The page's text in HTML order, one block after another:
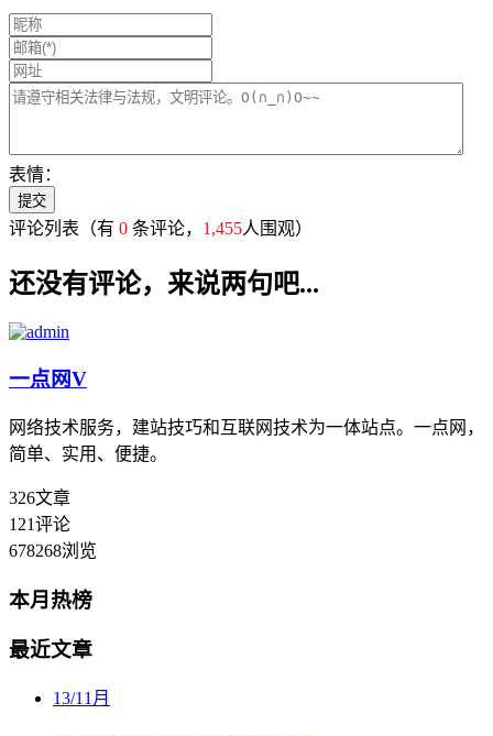
表情：
评论列表 （有 0 条评论， 1,455人围观）
还没有评论，来说两句吧...
一点网V
网络技术服务，建站技巧和互联网技术为一体站点。一点网，
简单、实用、便捷。
326文章
121评论
678268浏览
本月热榜
最近文章
13/11月